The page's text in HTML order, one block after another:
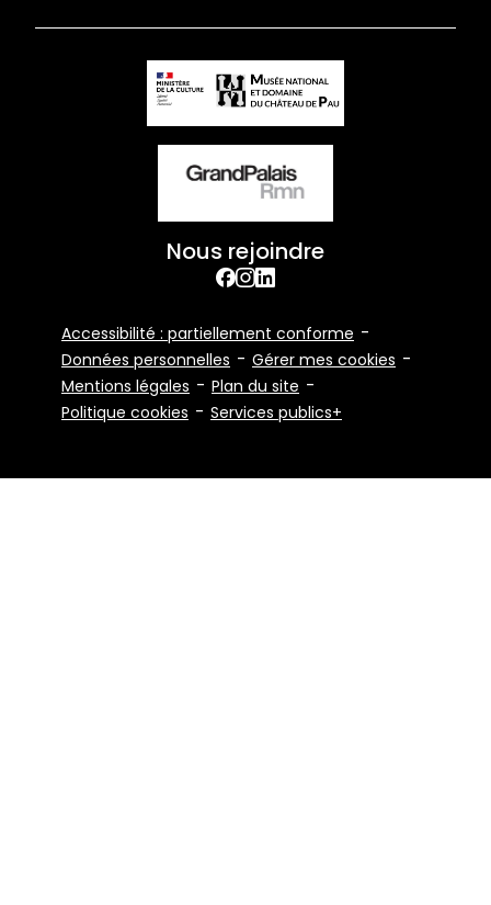
Nous rejoindre
facebook
Instagram
Bottom
Accessibilité : partiellement conforme
Données personnelles
Gérer mes cookies
Mentions légales
Plan du site
Politique cookies
Services publics+